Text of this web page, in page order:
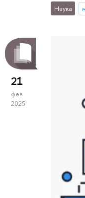
Наука
21
фев
2025